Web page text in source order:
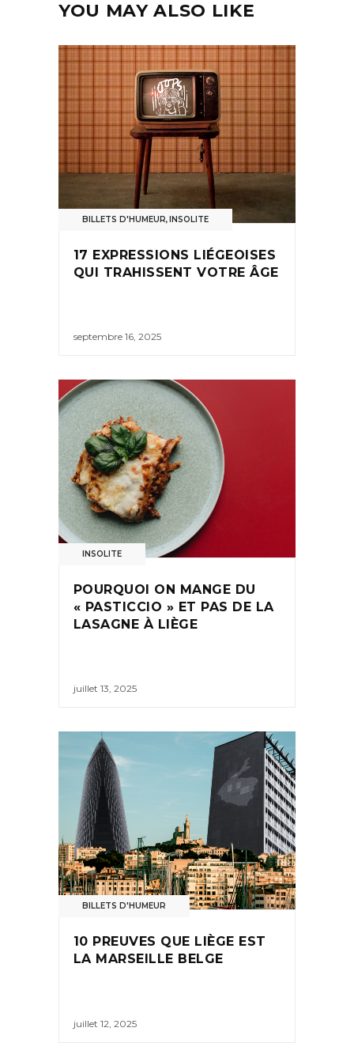
YOU MAY ALSO LIKE
BILLETS D'HUMEUR,INSOLITE
17 EXPRESSIONS LIÉGEOISES
QUI TRAHISSENT VOTRE ÂGE
septembre 16, 2025
INSOLITE
POURQUOI ON MANGE DU
« PASTICCIO » ET PAS DE LA
LASAGNE À LIÈGE
juillet 13, 2025
BILLETS D'HUMEUR
10 PREUVES QUE LIÈGE EST
LA MARSEILLE BELGE
juillet 12, 2025